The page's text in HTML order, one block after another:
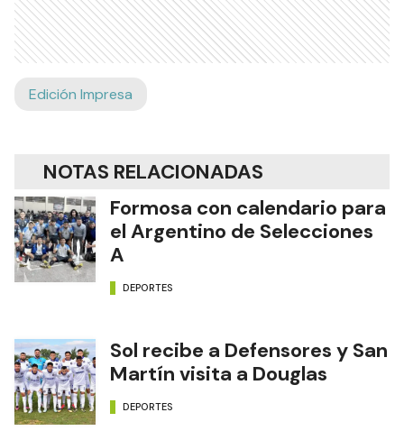
Edición Impresa
NOTAS RELACIONADAS
Formosa con calendario para
el Argentino de Selecciones
A
DEPORTES
Sol recibe a Defensores y San
Martín visita a Douglas
DEPORTES